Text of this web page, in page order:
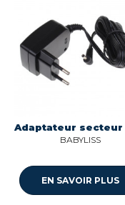
BABYLISS
EN SAVOIR PLUS